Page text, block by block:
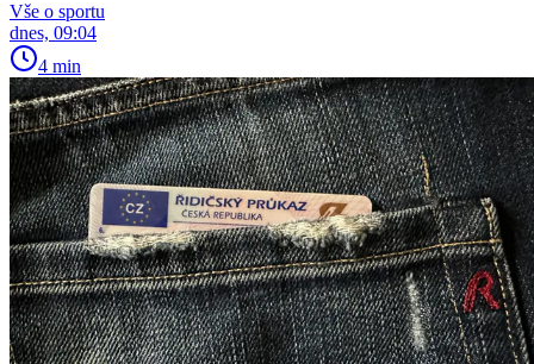
Vše o sportu
dnes, 09:04
4 min